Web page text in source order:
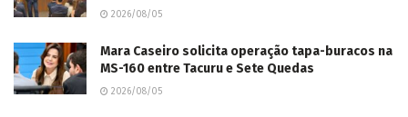
2026/08/05
Mara Caseiro solicita operação tapa-buracos na
MS-160 entre Tacuru e Sete Quedas
2026/08/05